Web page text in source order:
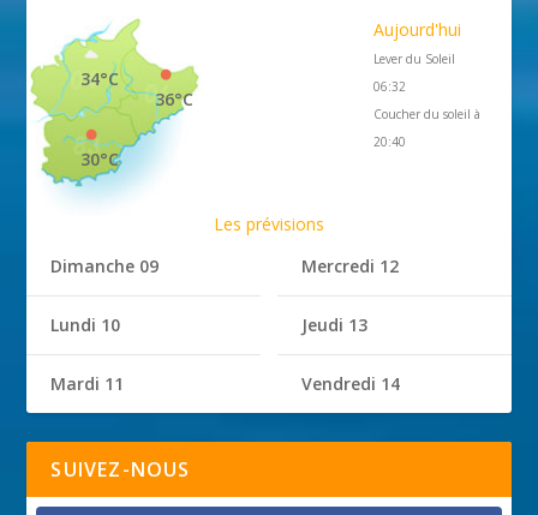
36°C
34°C
30°C
Aujourd'hui
Lever du Soleil
06:32
Coucher du soleil à
20:40
Les prévisions
Dimanche 09
Lundi 10
Mardi 11
Mercredi 12
Jeudi 13
Vendredi 14
SUIVEZ-NOUS